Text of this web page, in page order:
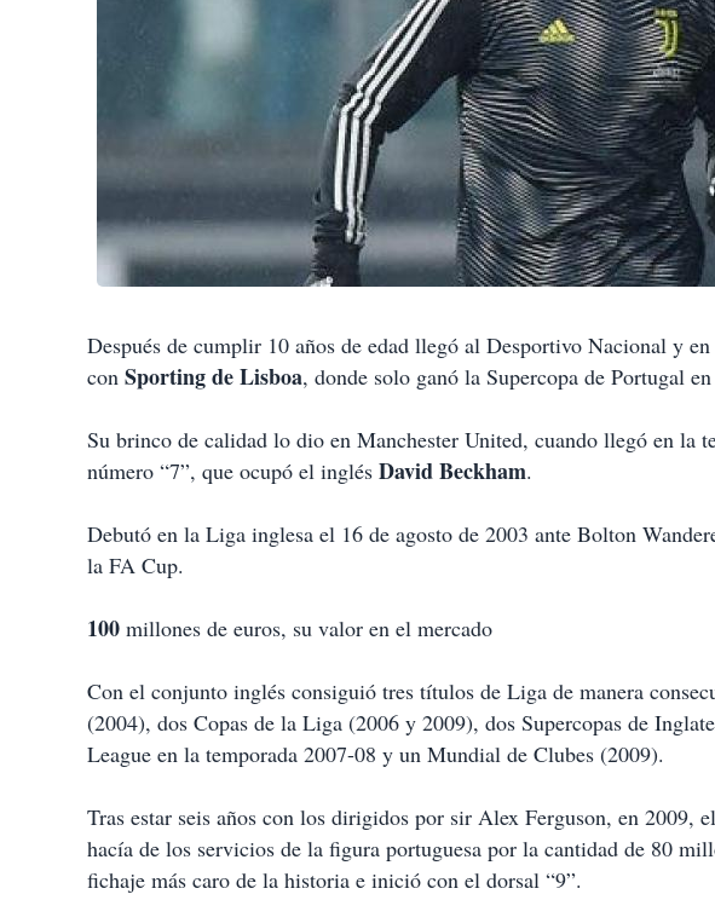
Después de cumplir 10 años de edad llegó al Desportivo Nacional y
con Sporting de Lisboa, donde solo ganó la Supercopa de Portugal
Su brinco de calidad lo dio en Manchester United, cuando llegó en la
número “7”, que ocupó el inglés David Beckham.
Debutó en la Liga inglesa el 16 de agosto de 2003 ante Bolton
la FA Cup.
100 millones de euros, su valor en el mercado
Con el conjunto inglés consiguió tres títulos de Liga de manera
(2004), dos Copas de la Liga (2006 y 2009), dos Supercopas de
League en la temporada 2007-08 y un Mundial de Clubes (2009).
Tras estar seis años con los dirigidos por sir Alex Ferguson, en 2009,
hacía de los servicios de la figura portuguesa por la cantidad de 80
fichaje más caro de la historia e inició con el dorsal “9”.